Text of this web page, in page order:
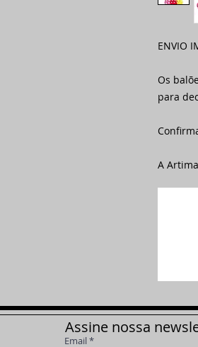
ENVIO
Os
para
A
Assine nossa
Email